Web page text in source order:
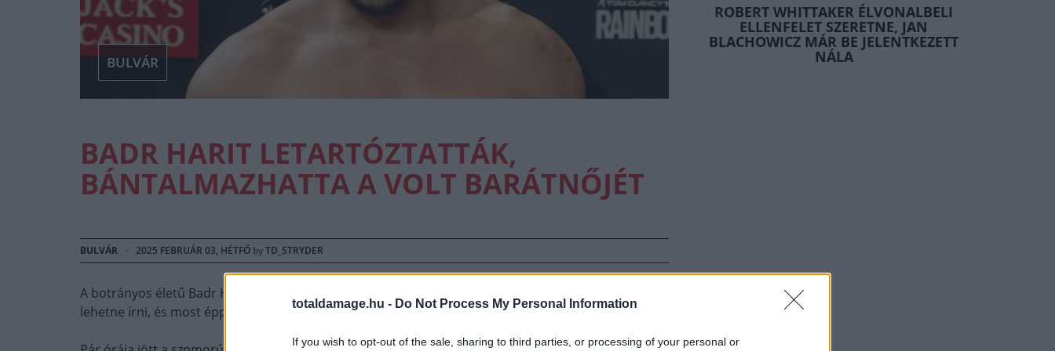
totaldamage.hu - Do Not Process My Personal Information
If you wish to opt-out of the sale, sharing to third parties, or processing of your personal or
BULVÁR
BADR HARIT LETARTÓZTATTÁK,
BÁNTALMAZHATTA A VOLT BARÁTNŐJÉT
BULVÁR · 2025 FEBRUÁR 03, HÉTFŐ byTD_STRYDER
A botrányos életű Badr Hari ringen kívüli verekedéseiről és családi erőszakos ügyeiről könyvet
lehetne írni, és most épp egy újabb fejezet íródik ebben a képzeletbeli kötetben.
ROBERT WHITTAKER ÉLVONALBELI
ELLENFELET SZERETNE, JAN
BLACHOWICZ MÁR BE JELENTKEZETT
NÁLA